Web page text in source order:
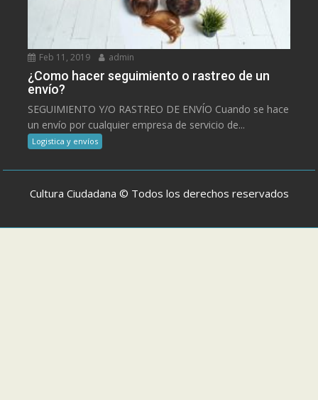
Feb 11, 2019 admin
¿Como hacer seguimiento o rastreo de un
envío?
SEGUIMIENTO Y/O RASTREO DE ENVÍO Cuando se hace
un envío por cualquier empresa de servicio de...
Logistica y envíos
Cultura Ciudadana © Todos los derechos reservados